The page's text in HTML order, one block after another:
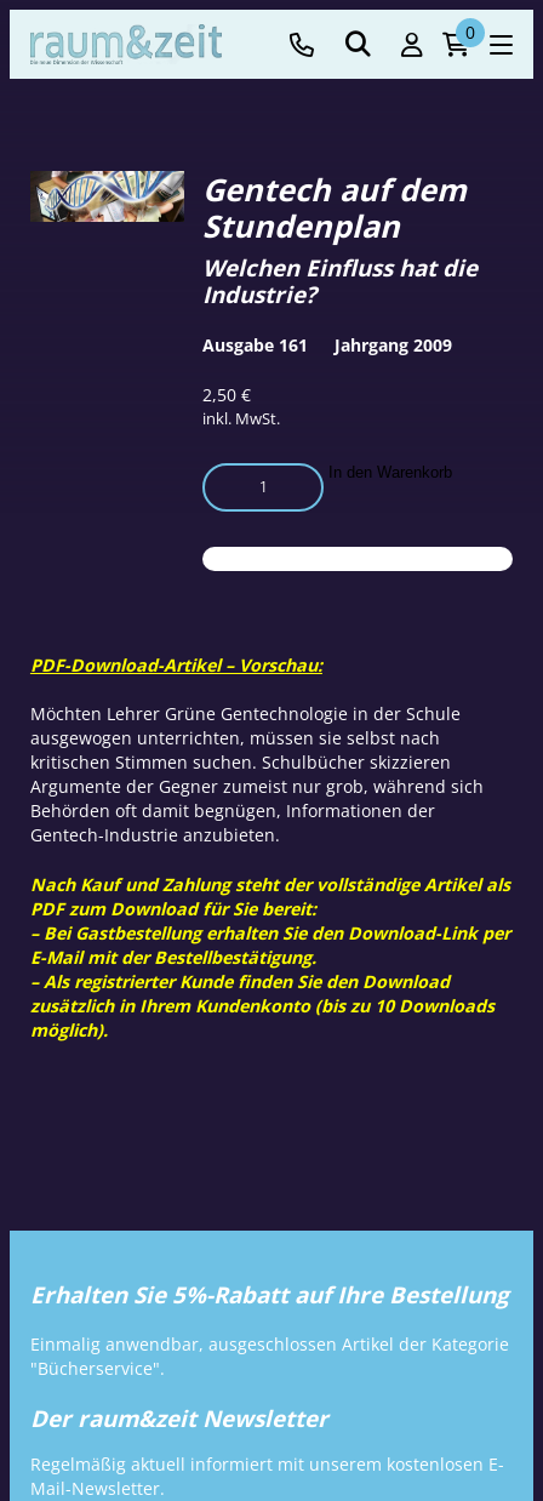
0
Gentech auf dem
Stundenplan
2,50€
inkl. MwSt.
Welchen Einfluss hat die
Industrie?
Gentech
auf
Stundenplan
Menge
In den Warenkorb
Ausgabe 161 Jahrgang 2009
PDF-Download-Artikel – Vorschau:
Möchten Lehrer Grüne Gentechnologie in der Schule
ausgewogen unterrichten, müssen sie selbst nach
kritischen Stimmen suchen. Schulbücher skizzieren
Argumente der Gegner zumeist nur grob, während sich
Behörden oft damit begnügen, Informationen der
Gentech-Industrie anzubieten.
Nach Kauf und Zahlung steht der vollständige Artikel als
PDF zum Download für Sie bereit:
– Bei Gastbestellung erhalten Sie den Download-Link per
E-Mail mit der Bestellbestätigung.
– Als registrierter Kunde finden Sie den Download
zusätzlich in Ihrem Kundenkonto (bis zu 10 Downloads
möglich).
Erhalten Sie 5%-Rabatt auf Ihre Bestellung
Einmalig anwendbar, ausgeschlossen Artikel der Kategorie
"Bücherservice".
Der raum&zeit Newsletter
Regelmäßig aktuell informiert mit unserem kostenlosen E-
Mail-Newsletter.